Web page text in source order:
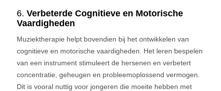
6. Verbeterde Cognitieve en Motorische
Vaardigheden
Muziektherapie helpt bovendien bij het ontwikkelen van
cognitieve en motorische vaardigheden. Het leren bespelen
van een instrument stimuleert de hersenen en verbetert
concentratie, geheugen en probleemoplossend vermogen.
Dit is vooral nuttig voor jongeren die moeite hebben met